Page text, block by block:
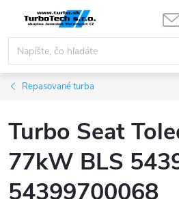
obsah
Repasované turba
Turbo Seat
77kW BLS
54399700068